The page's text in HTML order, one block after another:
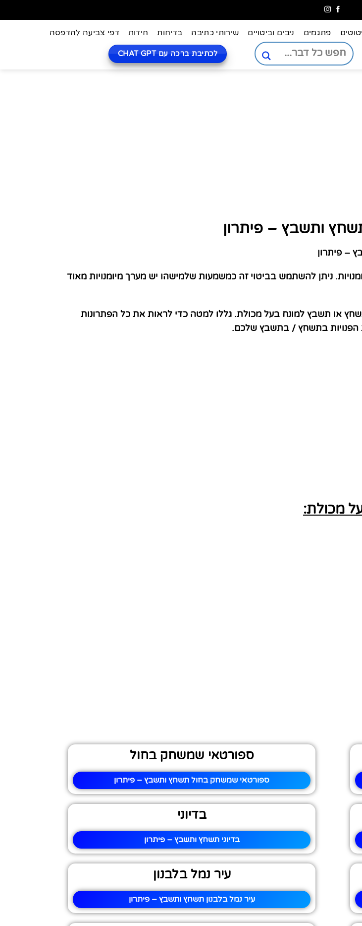
פתגמים ניבים וביטויים שירותי כתיבה בדיחות חידות דפי צביעה להדפסה
לכתיבת ברכה עם CHAT GPT
ותשבץ – פיתרון
– פיתרון
ניתן להשתמש בביטוי זה כמשמעות שלמישהו יש מערך מיומנויות מאוד
או תשבץ למונח בעל מכולת. גללו למטה כדי לראות את כל הפתרונות
הפנויות בתשחץ / בתשבץ שלכם.
מכולת:
ספורטאי שמשחק בחול
ספורטאי שמשחק בחול תשחץ ותשבץ – פיתרון
בדיוני
בדיוני תשחץ ותשבץ – פיתרון
עיר נמל בלבנון
עיר נמל בלבנון תשחץ ותשבץ – פיתרון